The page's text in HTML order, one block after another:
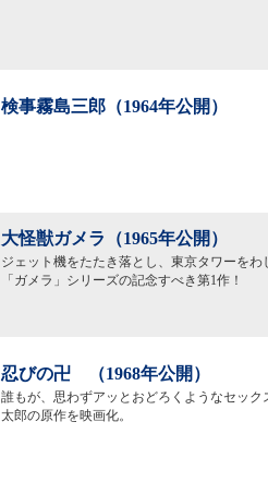
検事霧島三郎（1964年公開）
大怪獣ガメラ（1965年公開）
ジェット機をたたき落とし、東京タワーを
「ガメラ」シリーズの記念すべき第1作！
忍びの卍 （1968年公開）
誰もが、思わずアッとおどろくようなセッ
太郎の原作を映画化。